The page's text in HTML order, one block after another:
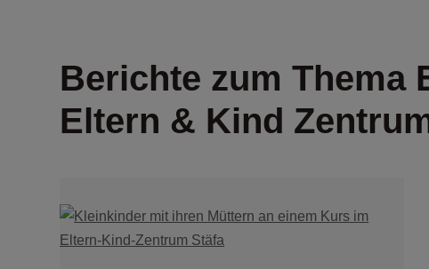
Berichte zum Thema
Eltern & Kind